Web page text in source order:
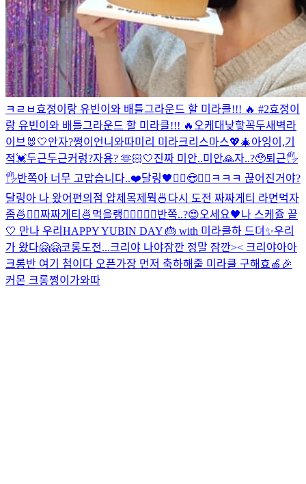
ㅋㄹㅂ 효정이랑 유빈이와 배틀그라운드 할 미라클!!! 🔥 #2효정이
랑 유빈이와 배틀그라운드 할 미라클!!! 🔥 오케 대낮핳꼭두새벽라
이브 🐰🤍안자?쩡이언니와따미리 미라크리스마스💖🎄아잉이,기
적💓두근두근커렁?자용? 🫶🏻🤍진짜 미안..미안🙏자..?🥹퇴근🖐
🖐반쪽아 너무 고맙습니다..❤️달링🖤 ✌🏻😎✌🏻 ㅋㅋㅋ 끊어진거야?
달링아 나 왔어편의점 얍제목제뭑 🍜 다시 도전 짜짜게티 라면먹자
좀🍜✌🏻짜짜게티🍜먹을랭 ✌🏻 🖤🍒 🖤반쪽..?😍오세요🖤나 스케쥴 끝
🤍 만나 우리 HAPPY YUBIN DAY 🎂 with 미라클하 드뎌✨우리
가 왔다🤗🤗코롱도전...크리야 나야잠깐 정말 잠깐>< 크리야아아
크롱반 여기 첨이다 오픈가장 먼저 축하해줄 미라클 구해효🍏🎉
커몬 크롱쩡이가와따